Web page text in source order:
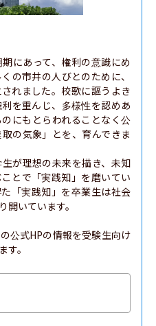
にあって、権利の意識にめ
の市井の人びとのために、
れました。校歌に謳うよき
を重んじ、多様性を認めあ
にもとらわれることなく公
の気象」とを、育んできま
が理想の未来を描き、未知
とで「実践知」を磨いてい
「実践知」を卒業生は社会
開いています。
公式HPの情報を受験生向け
。